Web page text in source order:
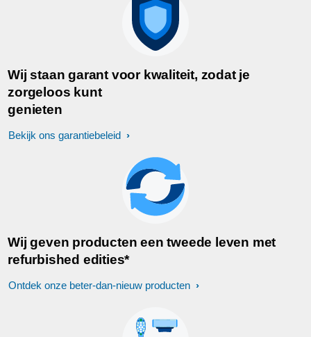
Wij staan garant voor kwaliteit, zodat je
zorgeloos kunt
genieten
Bekijk ons garantiebeleid
Wij geven producten een tweede leven met
refurbished edities*
Ontdek onze beter-dan-nieuw producten